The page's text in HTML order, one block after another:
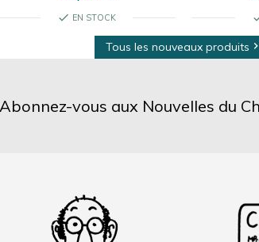
check EN STOCK
Tous les nouveaux produits 
Abonnez-vous aux Nouvelles du